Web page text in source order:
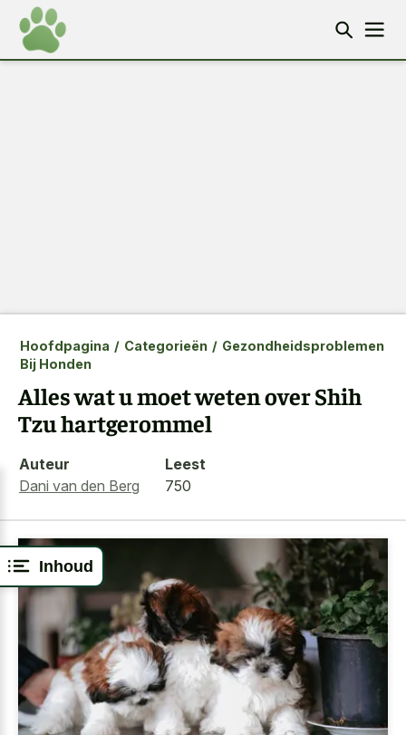
Inhoud
Hoofdpagina / Categorieën / Gezondheidsproblemen
Bij Honden
Alles wat u moet weten over Shih
Tzu hartgerommel
Auteur
Dani van den Berg
Leest
750